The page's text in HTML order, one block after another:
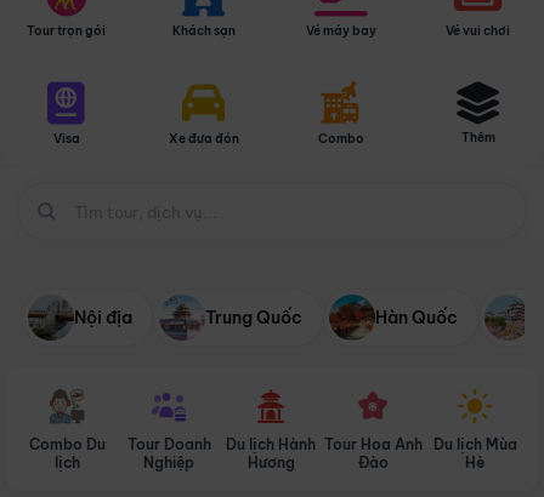
Tour trọn gói Khách sạn Vé máy bay Vé vui chơi
Visa Xe đưa đón Combo Thêm
Nội địa Trung Quốc Hàn Quốc
Combo Du
lịch
Tour Doanh
Nghiệp
Du lịch Hành
Hương
Tour Hoa Anh
Đào
Du lịch Mùa
Hè